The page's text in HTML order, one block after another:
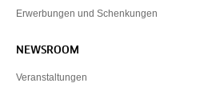
Erwerbungen und Schenkungen
NEWSROOM
Veranstaltungen